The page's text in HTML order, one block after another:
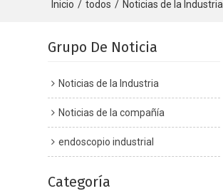
Inicio / todos / Noticias de la Industria
Grupo De Noticia
Noticias de la Industria
Noticias de la compañía
endoscopio industrial
Categoría